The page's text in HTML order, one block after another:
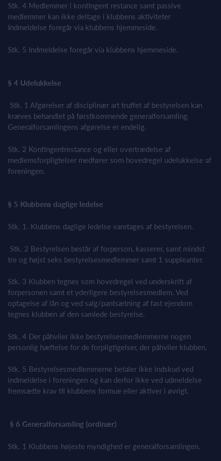
Stk. 4 Medlemmer i kontingent restance samt passive
medlemmer kan ikke deltage i klubbens aktiviteter
Indmeldelse foregår via klubbens hjemmeside.
Stk. 5 Indmeldelse foregår via klubbens hjemmeside.
§ 4 Udelukkelse
Stk. 1 Afgørelser af disciplinær art truffet af bestyrelsen kan
kræves behandlet på førstkommende generalforsamling.
Generalforsamlingens afgørelse er endelig.
Stk. 2 Kontingentrestance og eller overtrædelse af
medlemsforpligtelser medfører som hovedregel udelukkelse af
foreningen.
§ 5 Klubbens daglige ledelse
Stk. 1. Klubbens daglige ledelse varetages af bestyrelsen.
Stk. 2 Bestyrelsen består af forperson, kasserer, samt mindst
tre og højst seks bestyrelsesmedlemmer samt 1 suppleanter.
Stk. 3 Klubben tegnes som hovedregel ved underskrift af
forpersonen samt et yderligere bestyrelsesmedlem. Ved
optagelse af lån og ved salg/pantsætning af fast ejendom
tegnes klubben af den samlede bestyrelse.
Stk. 4 Der påhviler ikke bestyrelsesmedlemmerne nogen
personlig hæftelse for de forpligtigelser, der påhviler klubben.
Stk. 5 Bestyrelsesmedlemmerne betaler ikke indskud ved
indmeldelse i foreningen og kan derfor ikke ved udmeldelse
fremsætte krav til klubbens formue eller aktiver i øvrigt.
§ 6 Generalforsamling (ordinær)
Stk. 1 Klubbens højeste myndighed er generalforsamlingen.